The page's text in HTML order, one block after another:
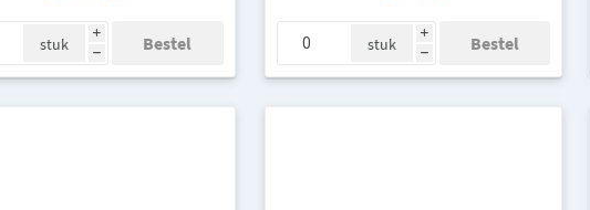
i
h
stuk
i
h
stuk